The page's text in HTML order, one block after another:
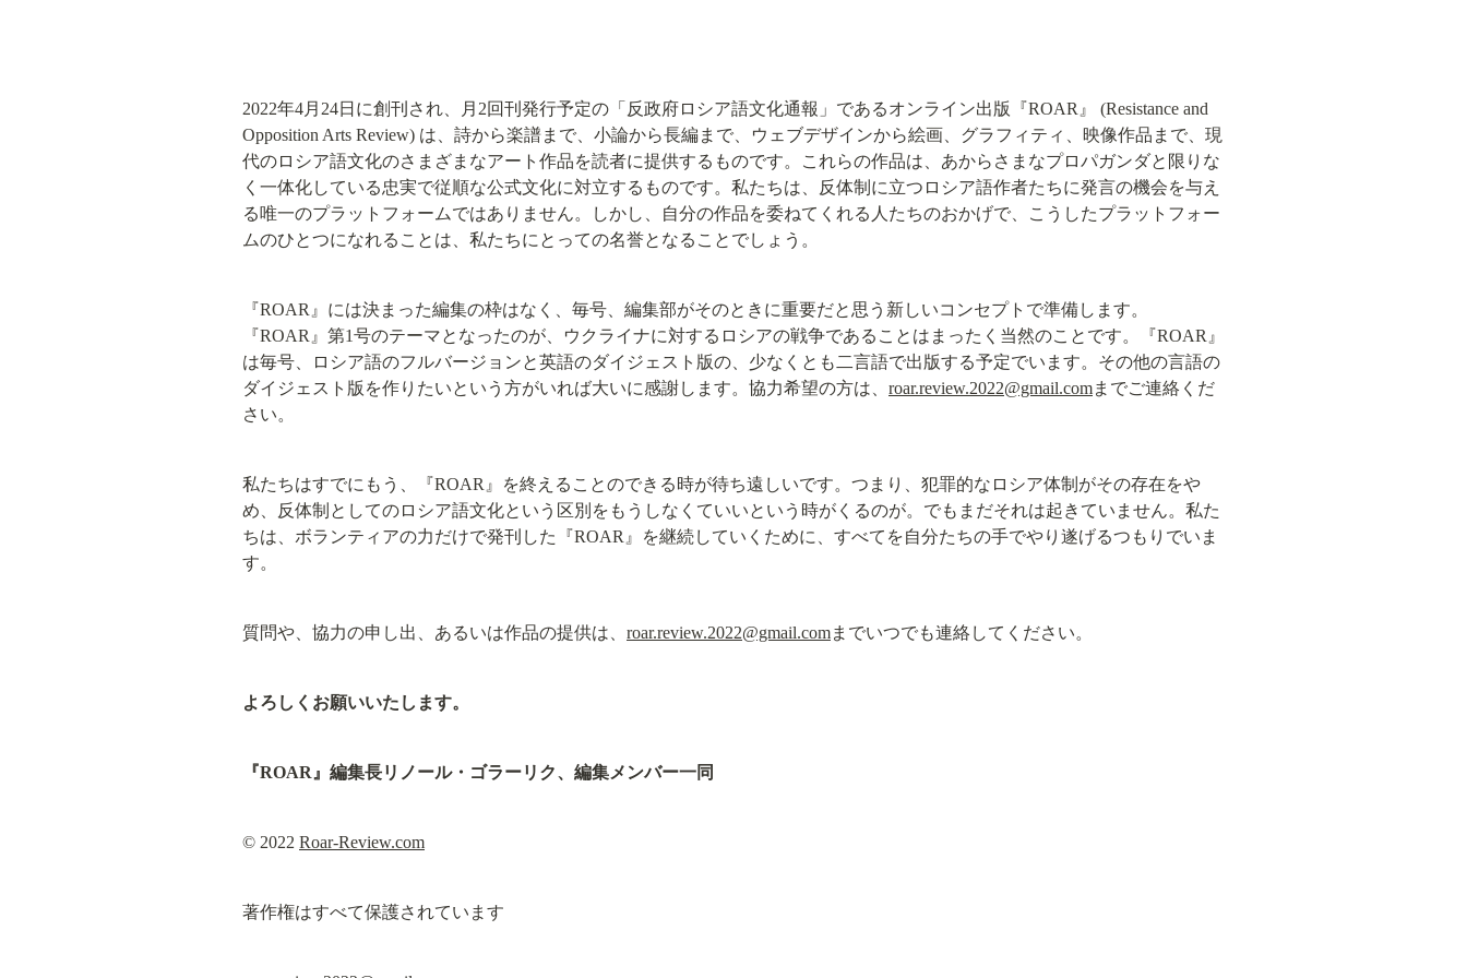
2022年4月24日に創刊され、月2回刊発行予定の「反政府ロシア語文化通報」であるオンライン出版『ROAR』 (Resistance and
Opposition Arts Review) は、詩から楽譜まで、小論から長編まで、ウェブデザインから絵画、グラフィティ、映像作品まで、現
代のロシア語文化のさまざまなアート作品を読者に提供するものです。これらの作品は、あからさまなプロパガンダと限りな
く一体化している忠実で従順な公式文化に対立するものです。私たちは、反体制に立つロシア語作者たちに発言の機会を与え
る唯一のプラットフォームではありません。しかし、自分の作品を委ねてくれる人たちのおかげで、こうしたプラットフォー
ムのひとつになれることは、私たちにとっての名誉となることでしょう。
『ROAR』には決まった編集の枠はなく、毎号、編集部がそのときに重要だと思う新しいコンセプトで準備します。
『ROAR』第1号のテーマとなったのが、ウクライナに対するロシアの戦争であることはまったく当然のことです。『ROAR』
は毎号、ロシア語のフルバージョンと英語のダイジェスト版の、少なくとも二言語で出版する予定でいます。その他の言語の
ダイジェスト版を作りたいという方がいれば大いに感謝します。協力希望の方は、 roar.review.2022@gmail.comまでご連絡くだ
さい。
私たちはすでにもう、『ROAR』を終えることのできる時が待ち遠しいです。つまり、犯罪的なロシア体制がその存在をや
め、反体制としてのロシア語文化という区別をもうしなくていいという時がくるのが。でもまだそれは起きていません。私た
ちは、ボランティアの力だけで発刊した『ROAR』を継続していくために、すべてを自分たちの手でやり遂げるつもりでいま
す。
質問や、協力の申し出、あるいは作品の提供は、 roar.review.2022@gmail.comまでいつでも連絡してください。
よろしくお願いいたします。
『ROAR』編集長リノール・ゴラーリク、編集メンバー一同
© 2022 Roar-Review.com
著作権はすべて保護されています